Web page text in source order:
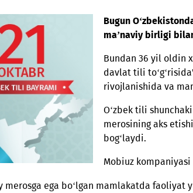
Bugun
ma’naviy
Bundan 36
davlat tili
O‘zbek tili
merosining